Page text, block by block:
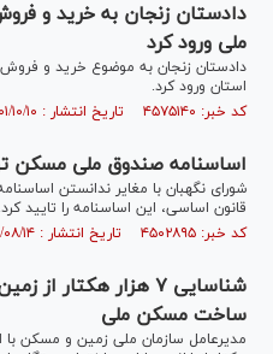
دادستان زنجان به خرید و
ملی ورود کرد
دادستان زنجان به موضوع خرید و فروش
استان ورود کرد.
کد خبر: ۴۵۷۵۱۴۰ تاریخ انتشار : ۱۴۰۱/۱۰/۱۰
اساسنامه صندوق ملی مسکن
شورای نگهبان با مغایر ندانستن
قانون اساسی، این اساسنامه را تایید کرد.
کد خبر: ۴۵۰۲۸۹۵ تاریخ انتشار : ۱۴۰۱/۰۸/۱۴
شناسایی ۷ هزار هكتار
ساخت مسكن ملی